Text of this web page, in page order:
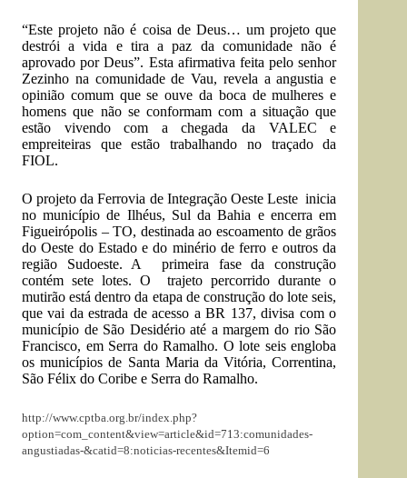
“Este projeto não é coisa de Deus… um projeto que
destrói a vida e tira a paz da comunidade não é
aprovado por Deus”. Esta afirmativa feita pelo senhor
Zezinho na comunidade de Vau, revela a angustia e
opinião comum que se ouve da boca de mulheres e
homens que não se conformam com a situação que
estão vivendo com a chegada da VALEC e
empreiteiras que estão trabalhando no traçado da
FIOL.
O projeto da Ferrovia de Integração Oeste Leste inicia
no município de Ilhéus, Sul da Bahia e encerra em
Figueirópolis – TO, destinada ao escoamento de grãos
do Oeste do Estado e do minério de ferro e outros da
região Sudoeste. A primeira fase da construção
contém sete lotes. O trajeto percorrido durante o
mutirão está dentro da etapa de construção do lote seis,
que vai da estrada de acesso a BR 137, divisa com o
município de São Desidério até a margem do rio São
Francisco, em Serra do Ramalho. O lote seis engloba
os municípios de Santa Maria da Vitória, Correntina,
São Félix do Coribe e Serra do Ramalho.
http://www.cptba.org.br/index.php?
option=com_content&view=article&id=713:comunidades-
angustiadas-&catid=8:noticias-recentes&Itemid=6